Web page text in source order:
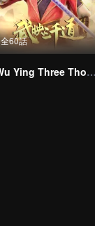
全60話
Wu Ying Three Thousand Paths